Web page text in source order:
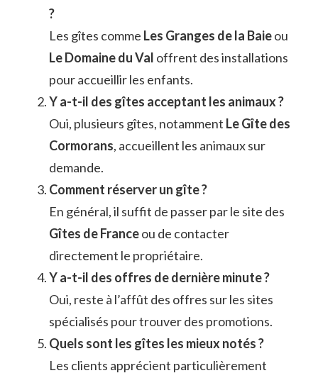
?
Les gîtes comme Les Granges de la Baieou
Le Domaine du Val offrent des installations
pour accueillir les enfants.
Y a-t-il des gîtes acceptant les animaux ?
Oui, plusieurs gîtes, notamment Le Gîte des
Cormorans, accueillent les animaux sur
demande.
Comment réserver un gîte ?
En général, il suffit de passer par le site des
Gîtes de Franceou de contacter
directement le propriétaire.
Y a-t-il des offres de dernière minute ?
Oui, reste à l’affût des offres sur les sites
spécialisés pour trouver des promotions.
Quels sont les gîtes les mieux notés ?
Les clients apprécient particulièrement